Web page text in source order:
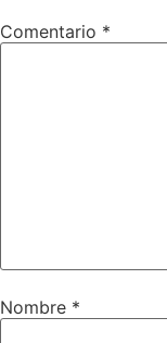
Comentario *
Nombre *